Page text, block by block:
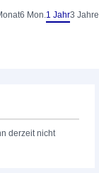
6 Mon.1 Jahr3 Jahre
derzeit nicht